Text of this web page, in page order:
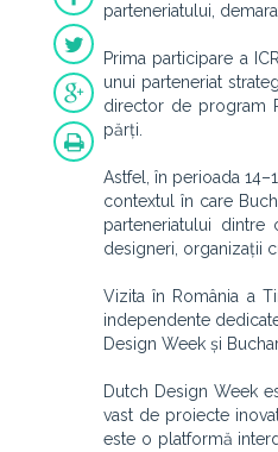
parteneriatului,
Prima participare a
unui parteneriat
director de program
părți.
Astfel, în perioada
contextul în care
parteneriatului
designeri, organizații
Vizita în România a
independente
Design Week și
Dutch Design Week
vast de proiecte
este o platformă